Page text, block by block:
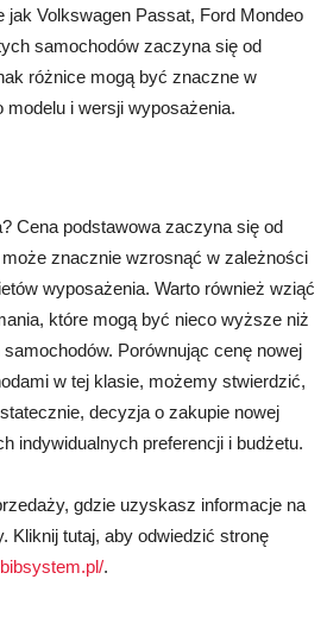
jak Volkswagen Passat, Ford Mondeo
samochodów zaczyna się od
różnice mogą być znaczne w
i wersji wyposażenia.
Cena podstawowa zaczyna się od
może znacznie wzrosnąć w zależności
wyposażenia. Warto również wziąć
które mogą być nieco wyższe niż
Porównując cenę nowej
w tej klasie, możemy stwierdzić,
decyzja o zakupie nowej
indywidualnych preferencji i budżetu.
gdzie uzyskasz informacje na
Kliknij tutaj, aby odwiedzić stronę
.